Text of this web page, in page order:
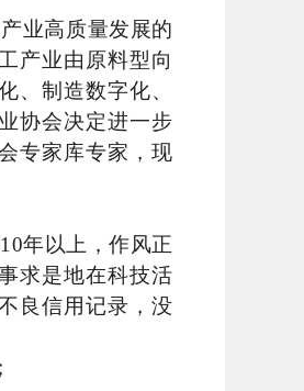
业高质量发展的
产业由原料型向
、制造数字化、
协会决定进一步
专家库专家，现
10年以上，作风正
求是地在科技活
良信用记录，没